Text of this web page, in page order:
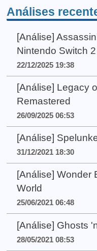
Análises
[Análise]
Nintendo Switch 2
22/12/2025 19:38
[Análise] Legacy
Remastered
26/09/2025 06:53
[Análise]
31/12/2021 18:30
[Análise] Wonder
World
25/06/2021 06:48
[Análise] Ghosts
28/05/2021 08:53